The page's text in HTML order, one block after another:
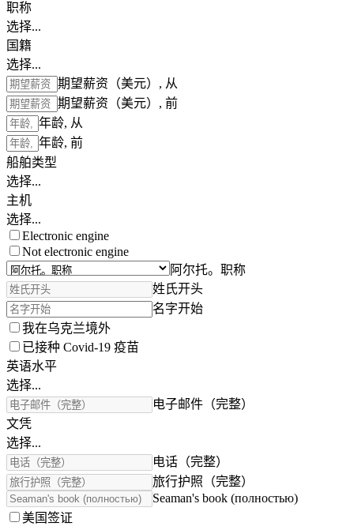
职称
选择...
国籍
选择...
期望薪资（美元）, 从
期望薪资（美元）, 前
年龄, 从
年龄, 前
船舶类型
选择...
主机
选择...
Electronic engine
Not electronic engine
阿尔托。职称
姓氏开头
名字开始
我在乌克兰境外
已接种 Covid-19 疫苗
英语水平
选择...
电子邮件（完整）
文凭
选择...
电话（完整）
旅行护照（完整）
Seaman's book (полностью)
美国签证